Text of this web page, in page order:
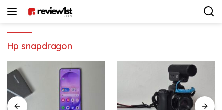
Hp snapdragon